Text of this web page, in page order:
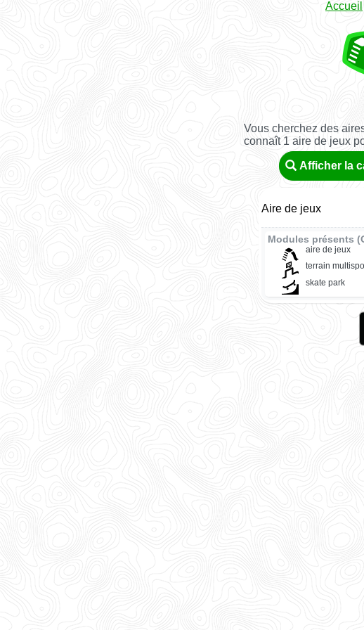
Accueil
Vous cherchez des
connaît 1 aire de jeux
Afficher la
Aire de jeux
Modules présents
aire de jeux
terrain
skate park